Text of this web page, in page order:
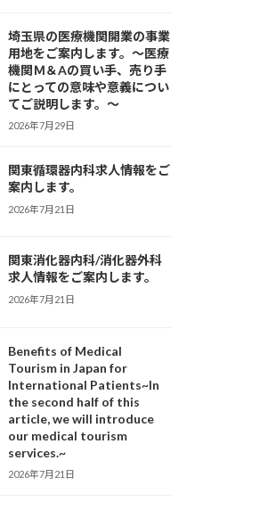
埼玉県の医療機関開業の事業
用地をご案内します。～医療
機関Ｍ＆Aの買い手、売り手
にとっての意味や意義につい
てご説明します。～
2026年7月29日
関東循環器内科求人情報をご
案内します。
2026年7月21日
関東消化器内科/消化器外科
求人情報をご案内します。
2026年7月21日
Benefits of Medical
Tourism in Japan for
International Patients~In
the second half of this
article, we will introduce
our medical tourism
services.~
2026年7月21日